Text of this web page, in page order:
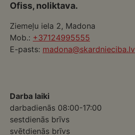
Ofiss, noliktava.
Ziemeļu iela 2, Madona
Mob.: +37124995555
E-pasts: madona@skardnieciba.lv
Darba laiki
darbadienās 08:00-17:00
sestdienās brīvs
svētdienās brīvs